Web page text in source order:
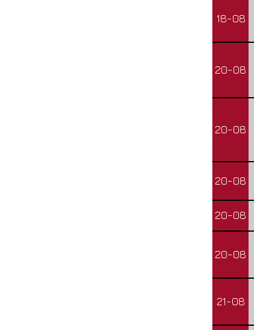
18-08
20-08
20-08
20-08
20-08
20-08
21-08